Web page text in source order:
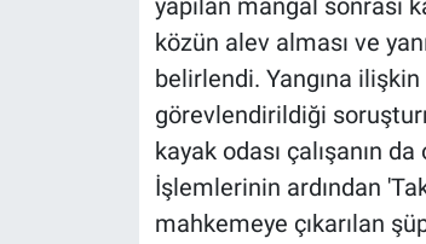
yapılan mangal sonrası
közün alev alması ve
belirlendi. Yangına
görevlendirildiği
kayak odası çalışanın
İşlemlerinin ardından
mahkemeye çıkarılan
Türkiye'nin Geleceği
Yerel Gündem
Yerel Yaşam